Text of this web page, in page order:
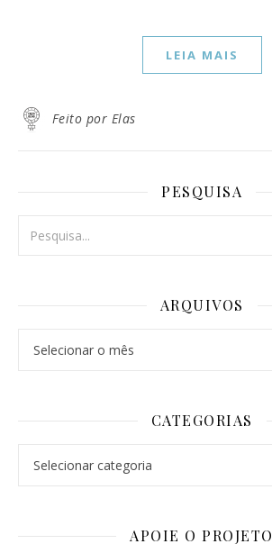
LEIA MAIS
Feito por Elas
PESQUISA
ARQUIVOS
CATEGORIAS
APOIE O PROJETO